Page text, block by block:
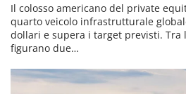
Il colosso americano del private
quarto veicolo infrastrutturale
dollari e supera i target previsti. Tra
figurano due…